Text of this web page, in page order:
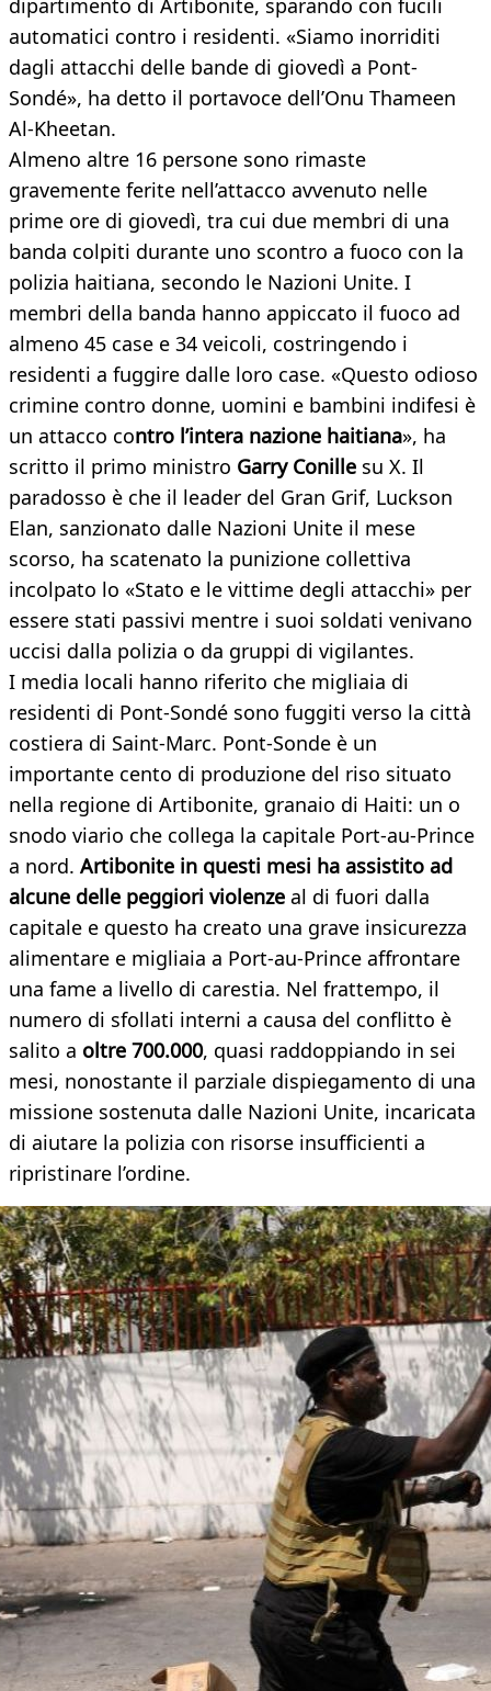
dipartimento di Artibonite, sparando con fucili
automatici contro i residenti. «Siamo inorriditi
dagli attacchi delle bande di giovedì a Pont-
Sondé», ha detto il portavoce dell’Onu Thameen
Al-Kheetan.
Almeno altre 16 persone sono rimaste
gravemente ferite nell’attacco avvenuto nelle
prime ore di giovedì, tra cui due membri di una
banda colpiti durante uno scontro a fuoco con la
polizia haitiana, secondo le Nazioni Unite. I
membri della banda hanno appiccato il fuoco ad
almeno 45 case e 34 veicoli, costringendo i
residenti a fuggire dalle loro case. «Questo odioso
crimine contro donne, uomini e bambini indifesi è
un attacco contro l’intera nazione haitiana», ha
scritto il primo ministro Garry Conille su X. Il
paradosso è che il leader del Gran Grif, Luckson
Elan, sanzionato dalle Nazioni Unite il mese
scorso, ha scatenato la punizione collettiva
incolpato lo «Stato e le vittime degli attacchi» per
essere stati passivi mentre i suoi soldati venivano
uccisi dalla polizia o da gruppi di vigilantes.
I media locali hanno riferito che migliaia di
residenti di Pont-Sondé sono fuggiti verso la città
costiera di Saint-Marc. Pont-Sonde è un
importante cento di produzione del riso situato
nella regione di Artibonite, granaio di Haiti: un o
snodo viario che collega la capitale Port-au-Prince
a nord. Artibonite in questi mesi ha assistito ad
alcune delle peggiori violenze al di fuori dalla
capitale e questo ha creato una grave insicurezza
alimentare e migliaia a Port-au-Prince affrontare
una fame a livello di carestia. Nel frattempo, il
numero di sfollati interni a causa del conflitto è
salito a oltre 700.000, quasi raddoppiando in sei
mesi, nonostante il parziale dispiegamento di una
missione sostenuta dalle Nazioni Unite, incaricata
di aiutare la polizia con risorse insufficienti a
ripristinare l’ordine.